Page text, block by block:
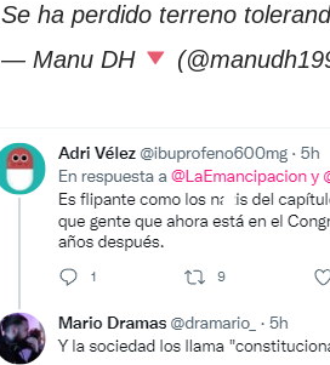
Se ha perdido terreno
— Manu DH